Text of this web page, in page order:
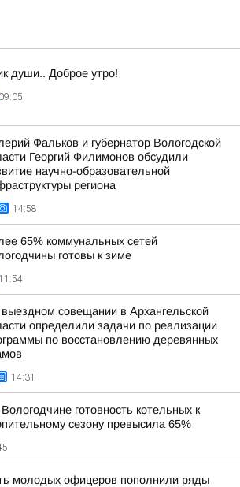
души.. Доброе утро!
09:05
Фальков и губернатор Вологодской
Георгий Филимонов обсудили
научно-образовательной
региона
14:58
65% коммунальных сетей
готовы к зиме
11:54
совещании в Архангельской
определили задачи по реализации
по восстановлению деревянных
14:31
готовность котельных к
сезону превысила 65%
молодых офицеров пополнили ряды